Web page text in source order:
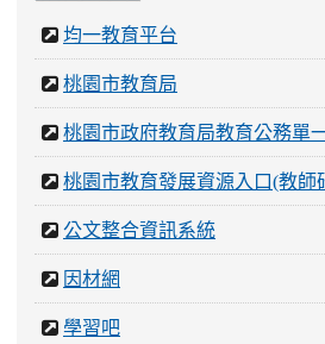
均一教育平台
桃園市教育局
桃園市政府教育局教育公務單
桃園市教育發展資源入口(教師
公文整合資訊系統
因材網
學習吧